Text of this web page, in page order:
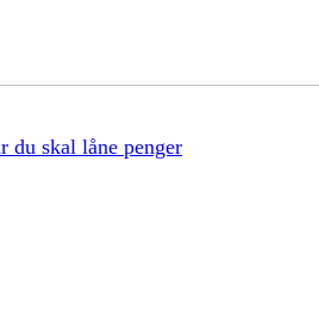
du skal låne penger